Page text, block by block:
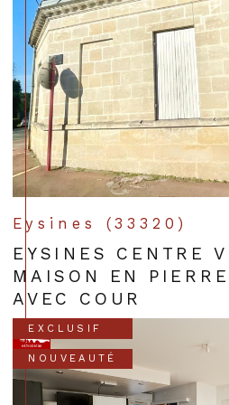
Eysines (33320)
EYSINES CENTRE
MAISON EN
AVEC COUR
EXCLUSIF
NOUVEAUTÉ